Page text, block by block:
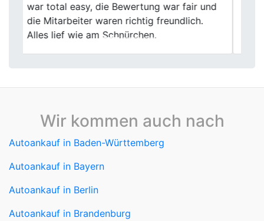
Unna zum besten Preis gekauft.
Transparente Abwicklung und ein
freundliches Team. Gerne wieder!
Wir kommen auch nach
Autoankauf in Baden-Württemberg
Autoankauf in Bayern
Autoankauf in Berlin
Autoankauf in Brandenburg